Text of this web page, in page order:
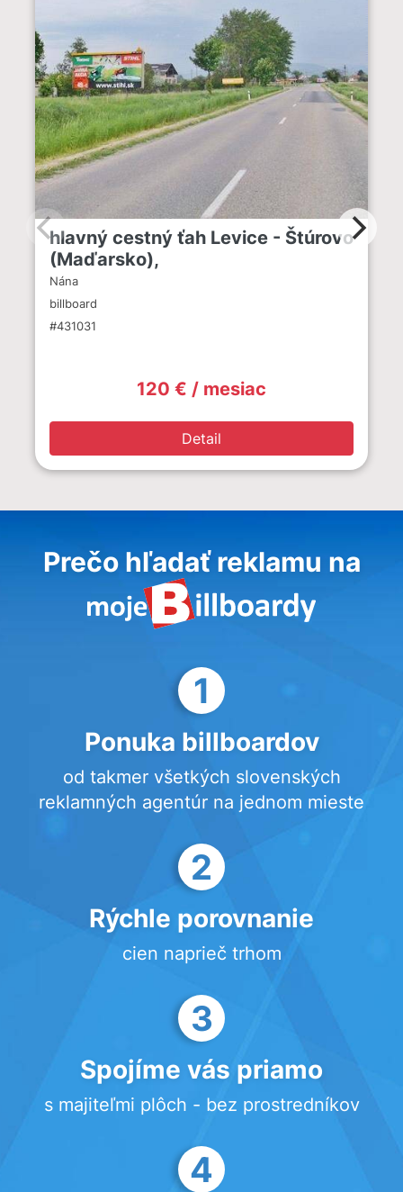
hlavný cestný ťah Levice - Štúrovo
(Maďarsko),
Nána
billboard
#431031
120 € / mesiac
Detail
Prečo hľadať reklamu na
1
Ponuka billboardov
od takmer všetkých slovenských
reklamných agentúr na jednom mieste
2
Rýchle porovnanie
cien naprieč trhom
3
Spojíme vás priamo
s majiteľmi plôch - bez prostredníkov
4